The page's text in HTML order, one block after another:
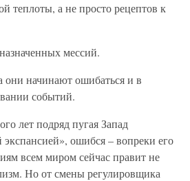
теплоты, а не просто рецептов к
мессий.
они начинают ошибаться и в
событий.
лет подряд пугая Запад
ошибся – вопреки его
всем миром сейчас правит не
Но от смены регулировщика